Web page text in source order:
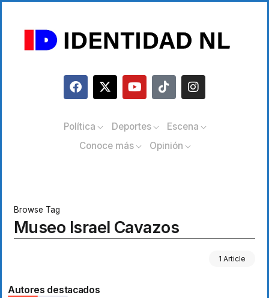
Política Deportes
Escena
Conoce más
Opinión
Browse Tag
Museo Israel Cavazos
1 Article
Autores destacados